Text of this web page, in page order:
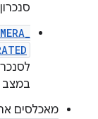
במצב
מאכלסים